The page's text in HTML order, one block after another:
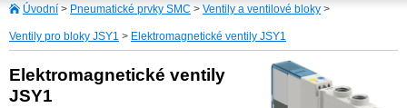
Úvodní > Pneumatické prvky SMC > Ventily a ventilové bloky >
Ventily pro bloky JSY1 > Elektromagnetické ventily JSY1
Elektromagnetické ventily
JSY1